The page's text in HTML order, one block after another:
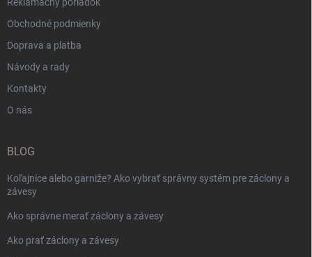
Obchodné podmienky
Doprava a platba
Návody a rady
Kontakty
O nás
BLOG
Koľajnice alebo garniže? Ako vybrať správny systém pre záclony a
závesy
Ako správne merať záclony a závesy
Ako prať záclony a závesy